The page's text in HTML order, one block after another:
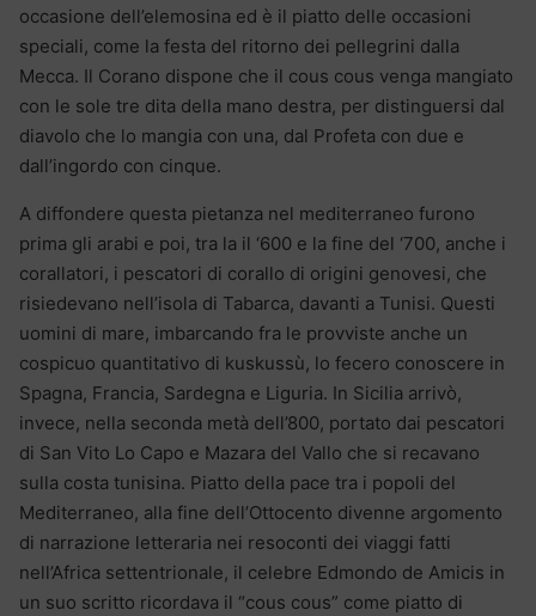
occasione dell’elemosina ed è il piatto delle occasioni
speciali, come la festa del ritorno dei pellegrini dalla
Mecca. Il Corano dispone che il cous cous venga mangiato
con le sole tre dita della mano destra, per distinguersi dal
diavolo che lo mangia con una, dal Profeta con due e
dall’ingordo con cinque.
A diffondere questa pietanza nel mediterraneo furono
prima gli arabi e poi, tra la il ‘600 e la fine del ‘700, anche i
corallatori, i pescatori di corallo di origini genovesi, che
risiedevano nell’isola di Tabarca, davanti a Tunisi. Questi
uomini di mare, imbarcando fra le provviste anche un
cospicuo quantitativo di kuskussù, lo fecero conoscere in
Spagna, Francia, Sardegna e Liguria. In Sicilia arrivò,
invece, nella seconda metà dell’800, portato dai pescatori
di San Vito Lo Capo e Mazara del Vallo che si recavano
sulla costa tunisina. Piatto della pace tra i popoli del
Mediterraneo, alla fine dell’Ottocento divenne argomento
di narrazione letteraria nei resoconti dei viaggi fatti
nell’Africa settentrionale, il celebre Edmondo de Amicis in
un suo scritto ricordava il “cous cous” come piatto di